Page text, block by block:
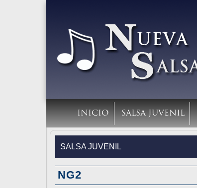
INICIO SALSA JUVENIL
SALSA JUVENIL
NG2